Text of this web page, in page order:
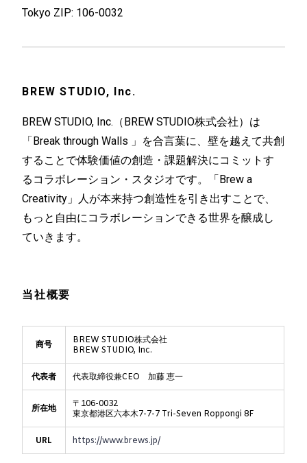
Tokyo ZIP: 106-0032
BREW STUDIO, Inc.​
BREW STUDIO, Inc.（BREW STUDIO株式会社）は
「Break through Walls 」を合言葉に、壁を越えて共創
することで体験価値の創造・課題解決にコミットす
るコラボレーション・スタジオです。「Brew a
Creativity」人が本来持つ創造性を引き出すことで、
もっと自由にコラボレーションできる世界を醸成し
ていきます。
当社概要
商号
BREW STUDIO株式会社
BREW STUDIO, Inc.
代表者 代表取締役兼CEO 加藤 恵一
所在地
〒106-0032
東京都港区六本木7-7-7 Tri-Seven Roppongi 8F
URL https://www.brews.jp/